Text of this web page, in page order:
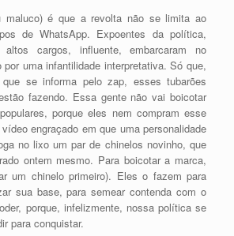
maluco) é que a revolta não se limita ao
de WhatsApp. Expoentes da política,
cargos, influente, embarcaram no
por uma infantilidade interpretativa. Só que,
se informa pelo zap, esses tubarões
fazendo. Essa gente não vai boicotar
porque eles nem compram esse
engraçado em que uma personalidade
no lixo um par de chinelos novinho, que
ontem mesmo. Para boicotar a marca,
um chinelo primeiro). Eles o fazem para
sua base, para semear contenda com o
porque, infelizmente, nossa política se
para conquistar.